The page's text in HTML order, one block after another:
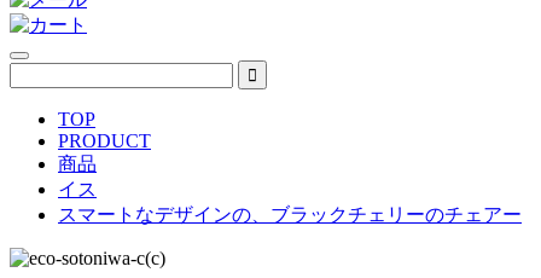
TOP
PRODUCT
商品
イス
スマートなデザインの、ブラックチェリーのチェアー